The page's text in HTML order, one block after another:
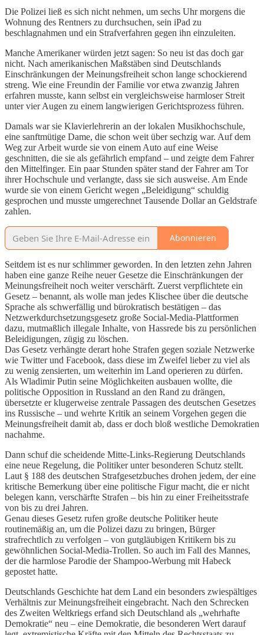
Die Polizei ließ es sich nicht nehmen, um sechs Uhr morgens die
Wohnung des Rentners zu durchsuchen, sein iPad zu
beschlagnahmen und ein Strafverfahren gegen ihn einzuleiten.
Manche Amerikaner würden jetzt sagen: So neu ist das doch gar
nicht. Nach amerikanischen Maßstäben sind Deutschlands
Einschränkungen der Meinungsfreiheit schon lange schockierend
streng. Wie eine Freundin der Familie vor etwa zwanzig Jahren
erfahren musste, kann selbst ein vergleichsweise harmloser Streit
unter vier Augen zu einem langwierigen Gerichtsprozess führen.
Damals war sie Klavierlehrerin an der lokalen Musikhochschule,
eine sanftmütige Dame, die schon weit über sechzig war. Auf dem
Weg zur Arbeit wurde sie von einem Auto auf eine Weise
geschnitten, die sie als gefährlich empfand – und zeigte dem Fahrer
den Mittelfinger. Ein paar Stunden später stand der Fahrer am Tor
ihrer Hochschule und verlangte, dass sie sich ausweise. Am Ende
wurde sie von einem Gericht wegen „Beleidigung“ schuldig
gesprochen und musste umgerechnet Tausende Dollar an Geldstrafe
zahlen.
Abonnieren
Seitdem ist es nur schlimmer geworden. In den letzten zehn Jahren
haben eine ganze Reihe neuer Gesetze die Einschränkungen der
Meinungsfreiheit noch weiter verschärft. Zuerst verpflichtete ein
Gesetz – benannt, als wolle man jedes Klischee über die deutsche
Sprache als schwerfällig und bürokratisch bestätigen – das
Netzwerkdurchsetzungsgesetz große Social-Media-Plattformen
dazu, mutmaßlich illegale Inhalte, von Hassrede bis zu persönlichen
Beleidigungen, zügig zu löschen.
Das Gesetz verhängte derart hohe Strafen gegen soziale Netzwerke
wie Twitter und Facebook, dass diese im Zweifel lieber zu viel als
zu wenig zensierten, um weiterhin im Land operieren zu dürfen.
Als Wladimir Putin seine Möglichkeiten ausbauen wollte, die
politische Opposition in Russland an den Rand zu drängen,
übersetzte er klugerweise zentrale Passagen des deutschen Gesetzes
ins Russische – und wehrte Kritik an seinem Vorgehen gegen die
Meinungsfreiheit damit ab, dass er doch bloß westliche Demokratien
nachahme.
Dann schuf die scheidende Mitte-Links-Regierung Deutschlands
eine neue Regelung, die Politiker unter besonderen Schutz stellt.
Laut § 188 des deutschen Strafgesetzbuches drohen jedem, der eine
kritische Bemerkung über eine politische Figur macht, die er nicht
belegen kann, verschärfte Strafen – bis hin zu einer Freiheitsstrafe
von bis zu drei Jahren.
Genau dieses Gesetz rufen große deutsche Politiker heute
routinemäßig an, um die Polizei dazu zu bringen, Bürger
strafrechtlich zu verfolgen – von gutgläubigen Kritikern bis zu
gewöhnlichen Social-Media-Trollen. So auch im Fall des Mannes,
der die harmlose Parodie der Shampoo-Werbung mit Habeck
gepostet hatte.
Deutschlands Geschichte hat dem Land ein besonders zwiespältiges
Verhältnis zur Meinungsfreiheit eingebracht. Nach den Schrecken
des Zweiten Weltkriegs erfand sich Deutschland als „wehrhafte
Demokratie“ neu – eine Demokratie, die besonderen Wert darauf